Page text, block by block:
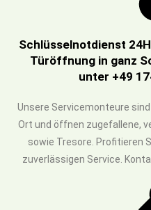
Schlüsselnotdienst
Türöffnung in ganz
unter +49
Unsere Servicemonteure
Ort und öffnen zugefallene,
sowie Tresore. Profitieren
zuverlässigen Service.